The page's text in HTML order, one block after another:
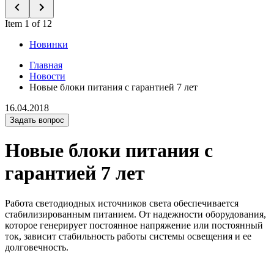
Item 1 of 12
Новинки
Главная
Новости
Новые блоки питания с гарантией 7 лет
16.04.2018
Задать вопрос
Новые блоки питания с
гарантией 7 лет
Работа светодиодных источников света обеспечивается
стабилизированным питанием. От надежности оборудования,
которое генерирует постоянное напряжение или постоянный
ток, зависит стабильность работы системы освещения и ее
долговечность.